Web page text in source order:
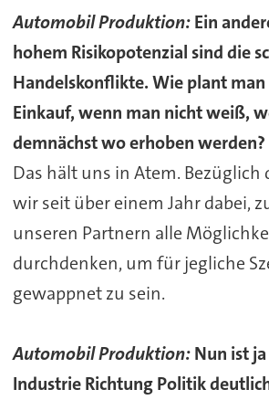
Automobil Produktion:Ein
hohem Risikopotenzial sind die
Handelskonflikte. Wie plant
Einkauf, wenn man nicht weiß,
demnächst wo erhoben werden?
Das hält uns in Atem. Bezüglich
wir seit über einem Jahr dabei,
unseren Partnern alle
durchdenken, um für jegliche
gewappnet zu sein.
Automobil Produktion:Nun ist ja
Industrie Richtung Politik